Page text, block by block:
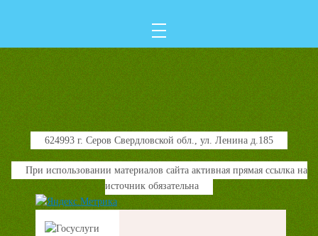
624993 г. Серов Свердловской обл., ул. Ленина д.185
При использовании материалов сайта активная прямая ссылка на
источник обязательна